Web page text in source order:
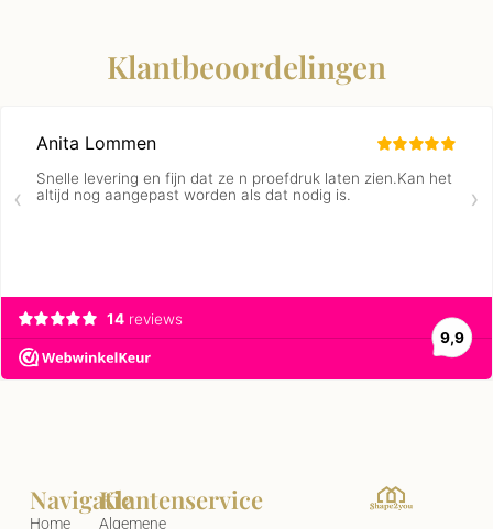
Klantbeoordelingen
Klantenservice
Algemene
Navigatie
Home